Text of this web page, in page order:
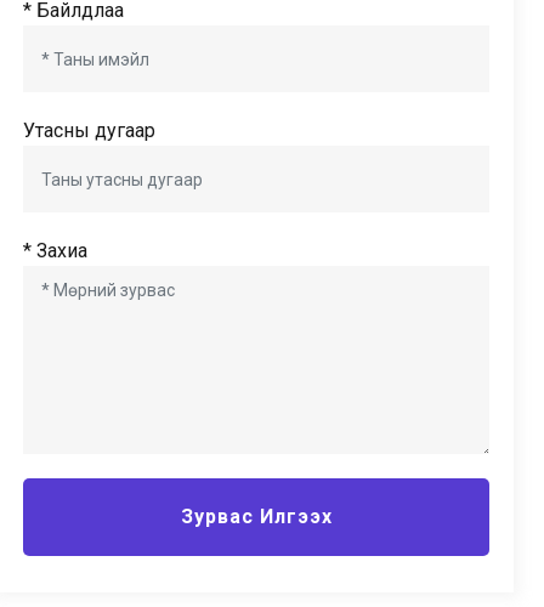
* Байлдлаа
Утасны дугаар
* Захиа
Зурвас Илгээх